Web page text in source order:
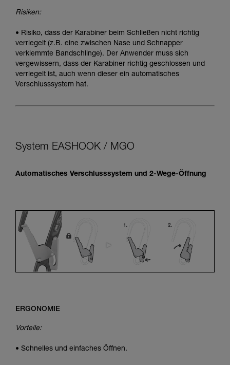
Risiken:
• Risiko, dass der Karabiner beim Schließen nicht richtig
verriegelt (z.B. eine zwischen Nase und Schnapper
verklemmte Bandschlinge). Der Anwender muss sich
vergewissern, dass der Karabiner richtig geschlossen und
verriegelt ist, auch wenn dieser ein automatisches
Verschlusssystem hat.
System EASHOOK / MGO
Automatisches Verschlusssystem und 2-Wege-Öffnung
ERGONOMIE
Vorteile:
• Schnelles und einfaches Öffnen.